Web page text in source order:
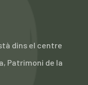
dins el centre
Patrimoni de la